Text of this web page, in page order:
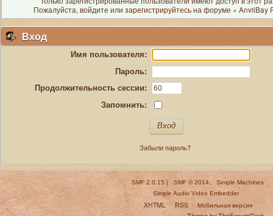
Пожалуйста, войдите или зарегистрируйтесьна форуме « AnvilBay
Вход
Имя пользователя:
Пароль:
Продолжительность сессии:
Запомнить:
Забыли пароль?
SMF 2.0.15 | SMF © 2014
Simple Machines
Simple Audio Video Embedder
XHTML RSS
Мобильная версия